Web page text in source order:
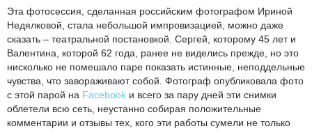
Эта фотосессия, сделанная российским фотографом Ириной
Недялковой, стала небольшой импровизацией, можно даже
сказать – театральной постановкой. Сергей, которому 45 лет и
Валентина, которой 62 года, ранее не виделись прежде, но это
нисколько не помешало паре показать истинные, неподдельные
чувства, что завораживают собой. Фотограф опубликовала фото
с этой парой на Facebook и всего за пару дней эти снимки
облетели всю сеть, неустанно собирая положительные
комментарии и отзывы тех, кого эти работы сумели не только